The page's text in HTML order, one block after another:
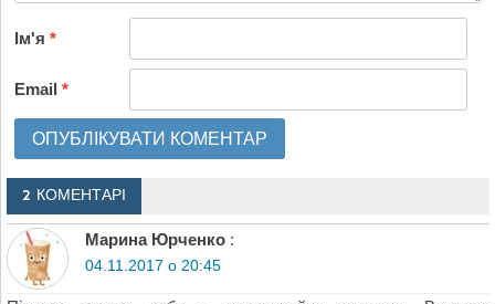
Ім'я*
Email*
2 КОМЕНТАРІ
Марина Юрченко :
04.11.2017 о 20:45